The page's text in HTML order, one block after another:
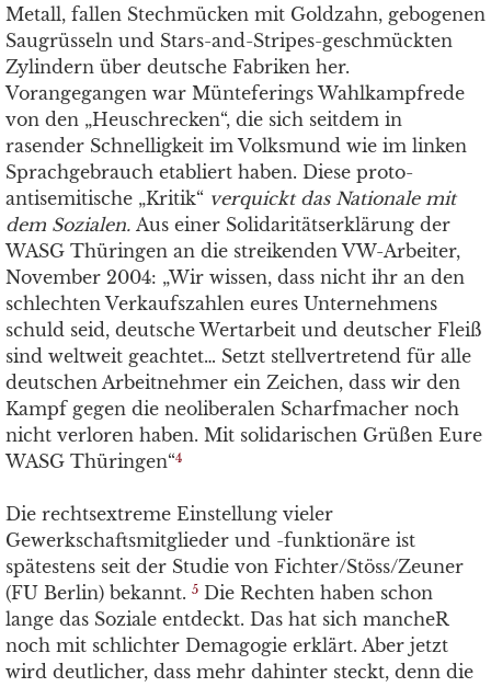
Metall, fallen Stechmücken mit Goldzahn, gebogenen
Saugrüsseln und Stars-and-Stripes-geschmückten
Zylindern über deutsche Fabriken her.
Vorangegangen war Münteferings Wahlkampfrede
von den „Heuschrecken“, die sich seitdem in
rasender Schnelligkeit im Volksmund wie im linken
Sprachgebrauch etabliert haben. Diese proto-
antisemitische „Kritik“ verquickt das Nationale mit
dem Sozialen. Aus einer Solidaritätserklärung der
WASG Thüringen an die streikenden VW-Arbeiter,
November 2004: „Wir wissen, dass nicht ihr an den
schlechten Verkaufszahlen eures Unternehmens
schuld seid, deutsche Wertarbeit und deutscher Fleiß
sind weltweit geachtet… Setzt stellvertretend für alle
deutschen Arbeitnehmer ein Zeichen, dass wir den
Kampf gegen die neoliberalen Scharfmacher noch
nicht verloren haben. Mit solidarischen Grüßen Eure
WASG Thüringen“4
Die rechtsextreme Einstellung vieler
Gewerkschaftsmitglieder und -funktionäre ist
spätestens seit der Studie von Fichter/Stöss/Zeuner
(FU Berlin) bekannt. 5 Die Rechten haben schon
lange das Soziale entdeckt. Das hat sich mancheR
noch mit schlichter Demagogie erklärt. Aber jetzt
wird deutlicher, dass mehr dahinter steckt, denn die